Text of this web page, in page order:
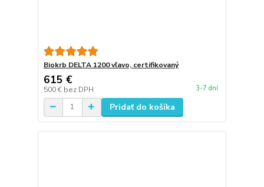
Biokrb DELTA 1200 vľavo, certifikovaný
615 €
500 € bez DPH 3-7 dní
Pridať do košíka